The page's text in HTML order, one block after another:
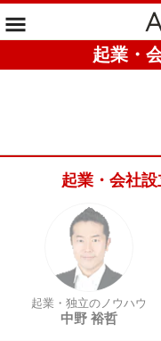
起業・
起業・会社
起業・独立のノウハウ
中野 裕哲